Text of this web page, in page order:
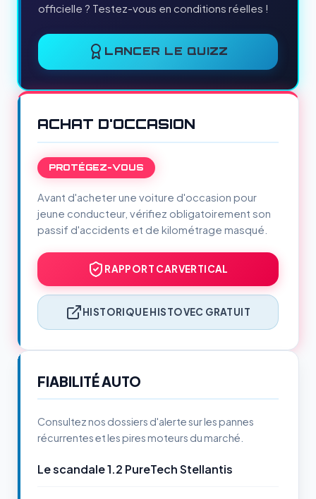
officielle ? Testez-vous en conditions réelles !
LANCER LE QUIZZ
ACHAT D'OCCASION
PROTÉGEZ-VOUS
Avant d'acheter une voiture d'occasion pour
jeune conducteur, vérifiez obligatoirement son
passif d'accidents et de kilométrage masqué.
RAPPORT CARVERTICAL
HISTORIQUE HISTOVEC GRATUIT
FIABILITÉ AUTO
Consultez nos dossiers d'alerte sur les pannes
récurrentes et les pires moteurs du marché.
Le scandale 1.2 PureTech Stellantis